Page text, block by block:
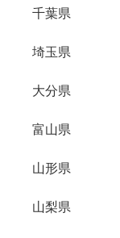
千葉県
埼玉県
大分県
富山県
山形県
山梨県